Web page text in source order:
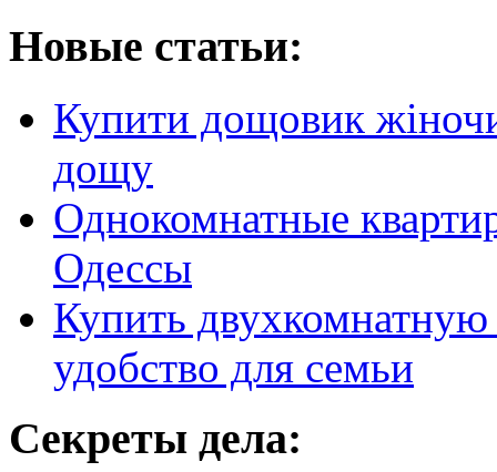
Новые статьи:
Купити дощовик
дощу
Однокомнатные
Одессы
Купить
удобство для семьи
Секреты дела: